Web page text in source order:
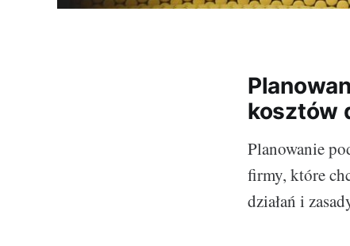
kosztów
Planowanie
firmy, które
działań i